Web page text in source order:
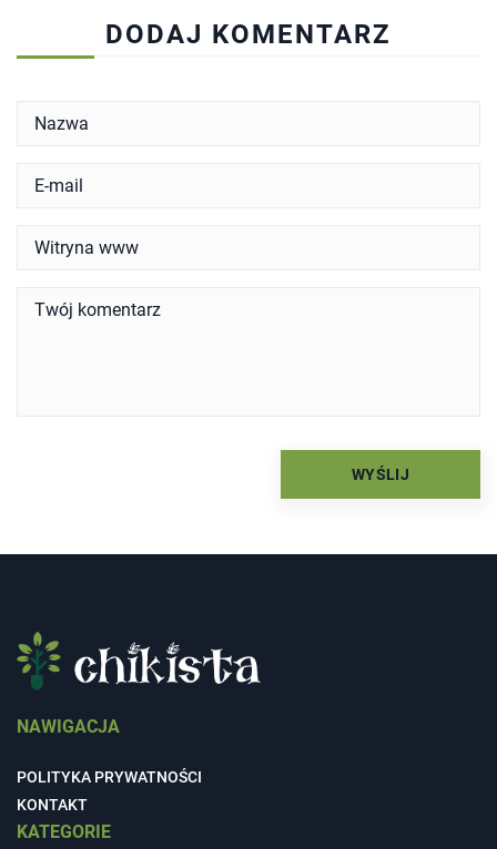
DODAJ KOMENTARZ
NAWIGACJA
POLITYKA PRYWATNOŚCI
KONTAKT
KATEGORIE